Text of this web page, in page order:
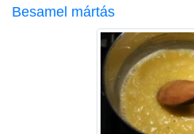
Besamel mártás